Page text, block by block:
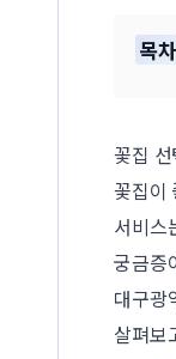
목차
꽃집
꽃집이
서비스
궁금증
대구광
살펴보